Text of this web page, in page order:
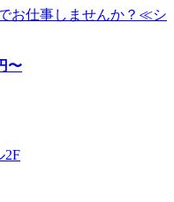
お仕事しませんか？≪シ
〜
2F